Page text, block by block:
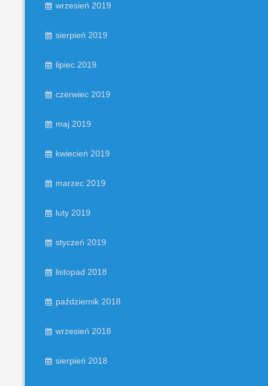
wrzesień 2019
sierpień 2019
lipiec 2019
czerwiec 2019
maj 2019
kwiecień 2019
marzec 2019
luty 2019
styczeń 2019
listopad 2018
październik 2018
wrzesień 2018
sierpień 2018